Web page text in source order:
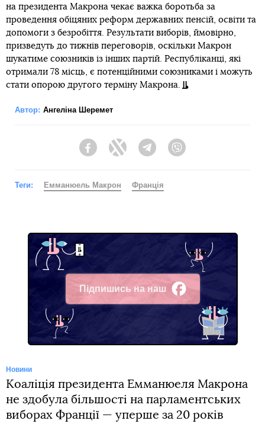
на президента Макрона чекає важка боротьба за
проведення обіцяних реформ державних пенсій, освіти та
допомоги з безробіття. Результати виборів, ймовірно,
призведуть до тижнів переговорів, оскільки Макрон
шукатиме союзників із інших партій. Республіканці, які
отримали 78 місць, є потенційними союзниками і можуть
стати опорою другого терміну Макрона.
Автор: Ангеліна Шеремет
FacebookTwitter Telegram
Теги: Емманюель Макрон Франція
Підпишись на наш
Facebook
Новини
Коаліція президента Емманюеля Макрона
не здобула більшості на парламентських
виборах Франції — уперше за 20 років